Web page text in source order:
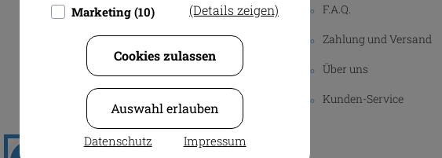
Marketing (10) (Details zeigen)
Cookies zulassen
Auswahl erlauben
Datenschutz Impressum
Allinger Str. 16
94474 Vilshofen a. d. Donau
Tel.08541 2121
Fax 08541 3386
info@rueckert-druck.de
F.A.Q.
Zahlung und Versand
Über uns
Kunden-Service